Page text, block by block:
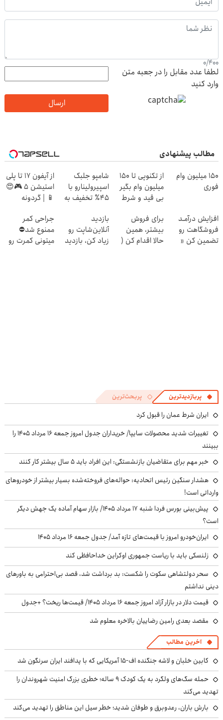
0/400
لطفا عدد مقابل را در جعبه متن
وارد کنید
ارسال
مطالب پیشنهادی
150 میلیون وام
فوری
از تکنوپی تا 150
میلیون وام بگیر
بی قید و شرط
شامپو جلبک
اسپیرولینارو با
۴۵٪ تخفیف به
از آیفون 17 تا پلی
استیشن 5 🎮😍
📱 | گردونه
ببر
افزایش درآمـد
فروشگاهت رو
تضمین کن «
برای فروش
بیشتر، همین
حالا اقدام کن (
بازدید
آنلاین‌شاپت رو
زیاد کن، بازدید
جراحی کمر
ممنوع شد⛔
میتونی کمرت رو
پربازدیدترین پربحث‌ترین
ایران شرط عمان را قبول کرد
تغییرات شدید محصولات سایپا/ خریداران جدول امروز جمعه ۱۶ مرداد ۱۴۰۵ را
ببینند
خبر مهم برای متقاضیان بازنشستگی: این افراد باید ۵ سال بیشتر کار کنند
هشدار سنگین رئیس اتحادیه: حواله‌های فروخته‌شده بسیار بیشتر از خودروهای
وارداتی است!
پیش‌بینی بورس فردا شنبه ۱۷ مرداد ۱۴۰۵/ بازار سهام آماده یک جهش دیگر
است؟
ایران‌خودرو امروز با قیمت‌های تازه آمد/ جدول جمعه ۱۶ مرداد ۱۴۰۵
زلنسکی باید با ریاست جمهوری اوکراین خداحافظی کند
سحر دولتشاهی سکوت را شکست: بد برداشت شد، قصد بی‌احترامی به باورهای
دینی نداشتم
قیمت دلار در بازار آزاد امروز جمعه ۱۶ مرداد ۱۴۰۵/ قیمت‌ها ریخت؟ +جدول
مقصد بعدی رامین رضاییان بالاخره معلوم شد
آخرین مطالب
کابین خلبان و لاشه جنگنده اف-۱۵ آمریکایی که با پدافند ایران سرنگون شد
حمله سگ‌های ولگرد به یک کودک ۹ ساله؛ خطری بزرگ امنیت شهروندان را
تهدید می‌کند
بارش باران، رعدوبرق و طوفان شدید؛ خطر سیل این مناطق را تهدید می‌کند